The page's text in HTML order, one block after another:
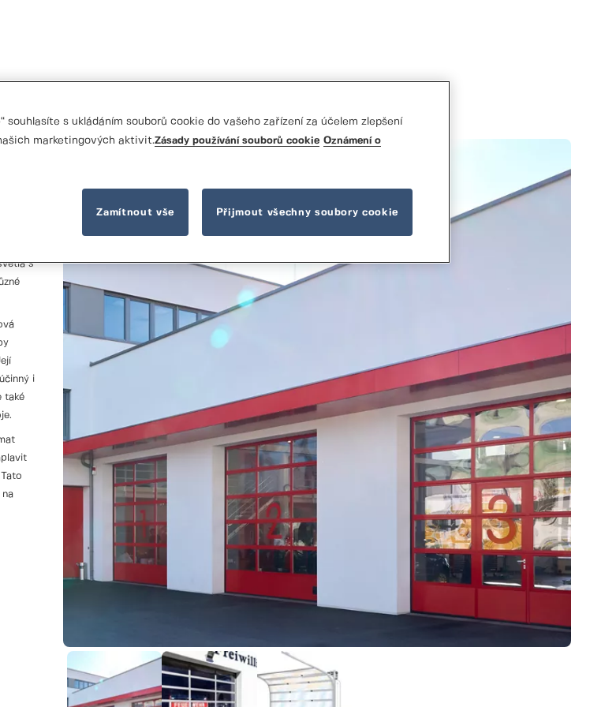
za
s
i
také
na
s ukládáním souborů cookie do vašeho zařízení za účelem zlepšení
marketingových aktivit.Zásady používání souborů cookie Oznámení o
Zamítnout vše Přijmout všechny soubory cookie